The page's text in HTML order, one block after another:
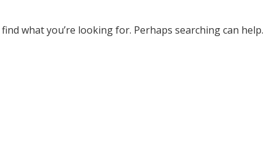
find what you’re looking for. Perhaps searching can help.